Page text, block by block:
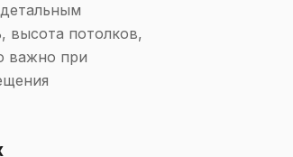
высота потолков,
важно при